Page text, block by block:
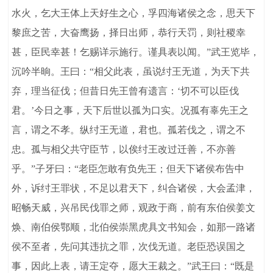
水火，乞大王体上天好生之心，孚四海诸侯之念，思天下
黎庶之苦，大奋鹰扬，择日出师，恭行天罚，则社稷幸
甚，臣民幸甚！乞赐详示施行。谨具表以闻。”武王览毕，
沉吟半晌。王曰：“相父此表，虽说纣王无道，为天下共
弃，理当征伐；但昔日先王曾有遗言：‘切不可以臣伐
君。’今日之事，天下后世以孤为口实。况孤有辜先王之
言，谓之不孝。纵纣王无道，君也。孤若伐之，谓之不
忠。孤与相父共守臣节，以俟纣王改过迁善，不亦善
乎。”子牙曰：“老臣怎敢有负先王；但天下诸侯布告中
外，诉纣王罪状，不足以君天下，纠合诸侯，大会孟津，
昭畅天威，兴吊民伐罪之师，观政于商，前有东伯侯姜文
焕、南伯侯鄂顺，北伯侯崇黑虎具文书知会，如那一路诸
侯不至者，先问其违抗之罪，次伐无道。老臣恐误国之
事，因此上表，请王定夺，愿大王裁之。”武王曰：“既是